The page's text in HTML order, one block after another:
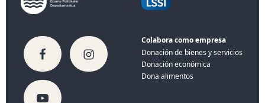
Colabora como empresa
Donación de bienes y servicios
Donación económica
Dona alimentos